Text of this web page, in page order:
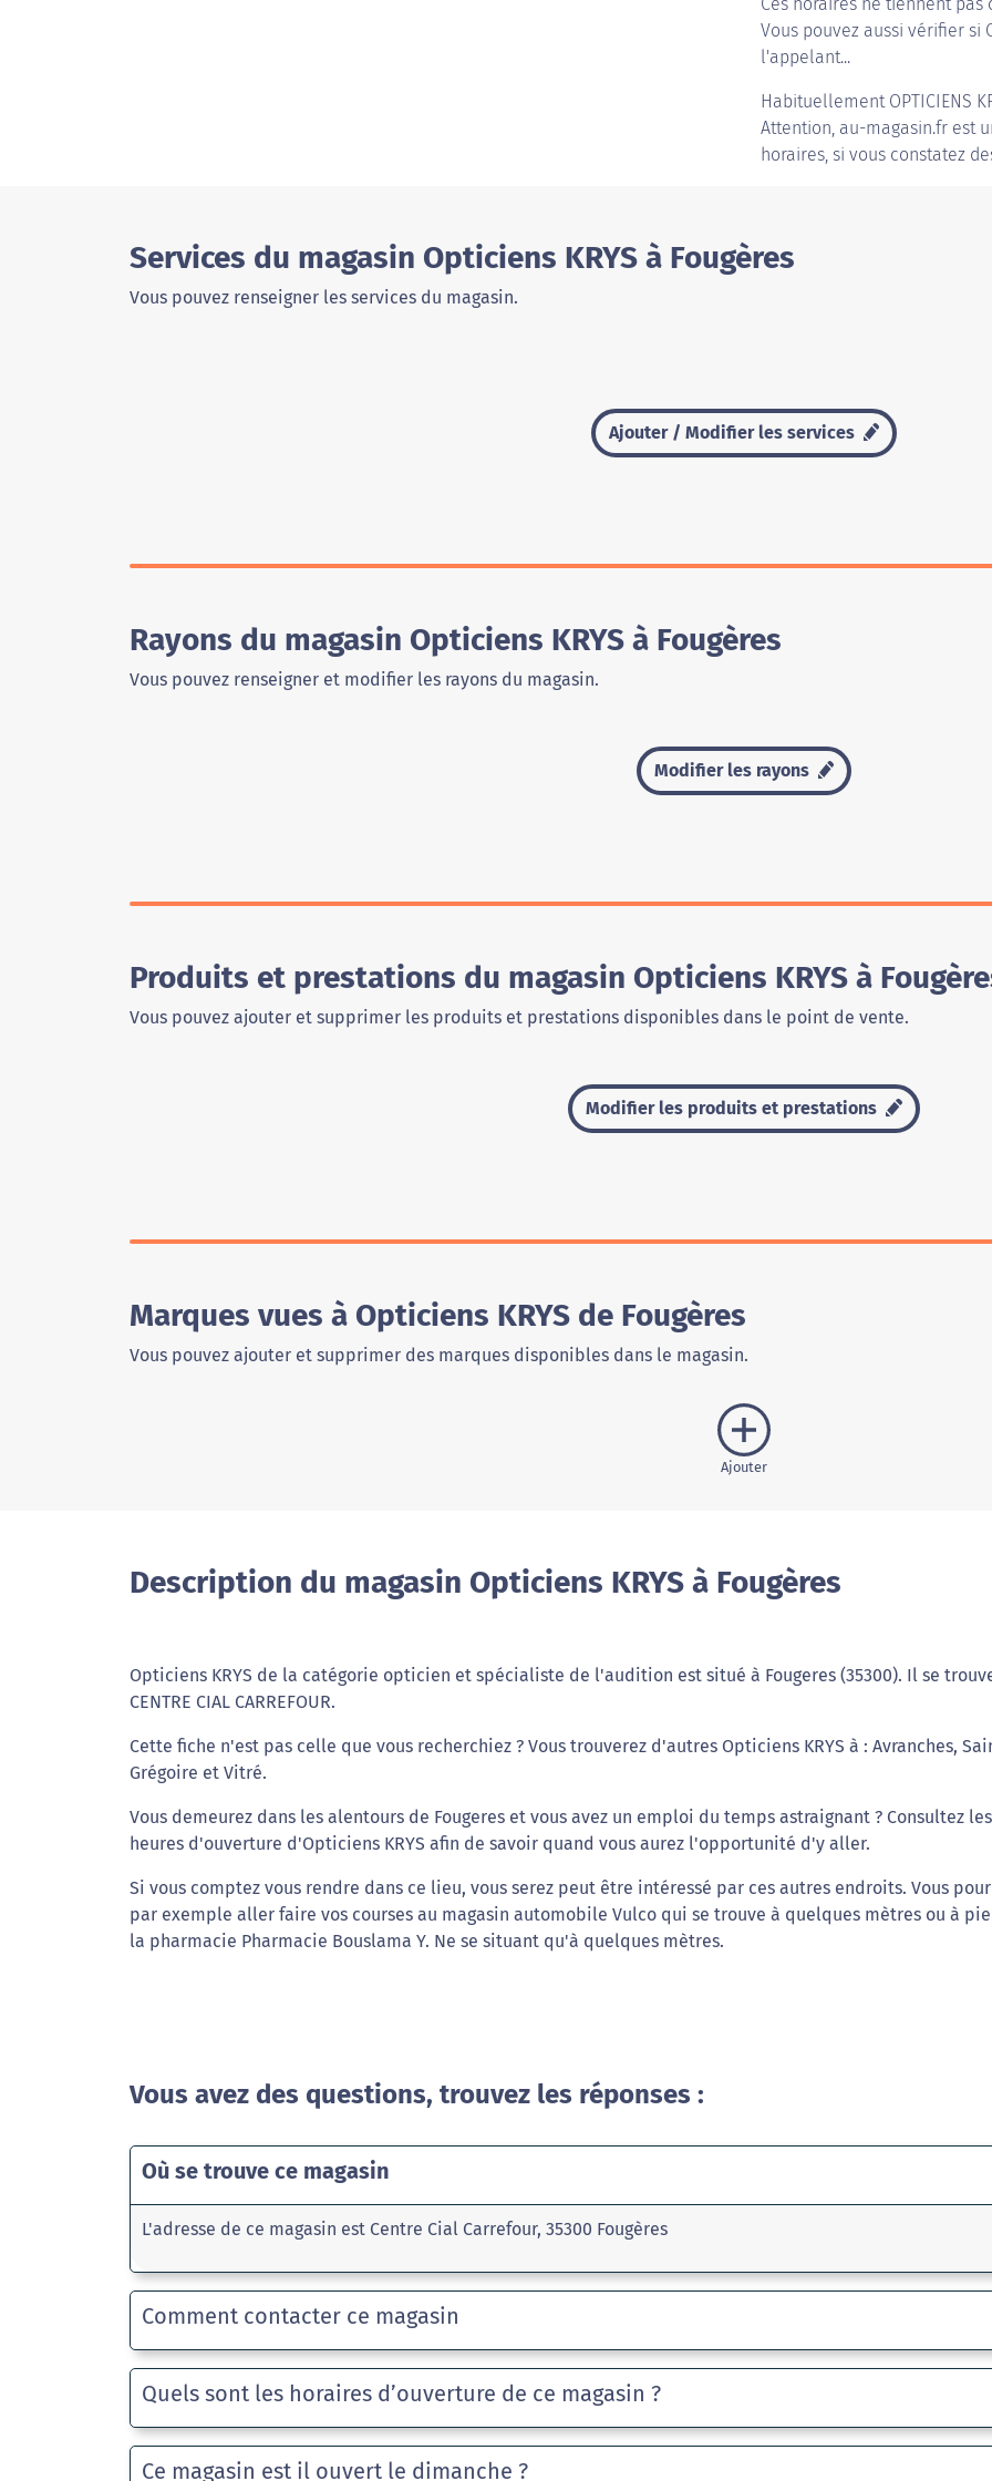
Vous pouvez aussi vérifier si
l'appelant...
Habituellement OPTICIENS
Attention, au-magasin.fr est
horaires, si vous constatez
Services du magasin Opticiens KRYS à Fougères
Vous pouvez renseigner les services du magasin.
Ajouter / Modifier les services
Rayons du magasin Opticiens KRYS à Fougères
Vous pouvez renseigner et modifier les rayons du magasin.
Modifier les rayons
Produits et prestations du magasin Opticiens KRYS à
Vous pouvez ajouter et supprimer les produits et prestations disponibles dans le point de vente.
Modifier les produits et prestations
Marques vues à Opticiens KRYS de Fougères
Vous pouvez ajouter et supprimer des marques disponibles dans le magasin.
Ajouter
Description du magasin Opticiens KRYS à Fougères
Opticiens KRYS de la catégorie opticien et spécialiste de l'audition est situé à Fougeres (35300). Il se
CENTRE CIAL CARREFOUR.
Cette fiche n'est pas celle que vous recherchiez ? Vous trouverez d'autres Opticiens KRYS à : Avranches,
Grégoire et Vitré.
Vous demeurez dans les alentours de Fougeres et vous avez un emploi du temps astraignant ? Consultez les
heures d'ouverture d'Opticiens KRYS afin de savoir quand vous aurez l'opportunité d'y aller.
Si vous comptez vous rendre dans ce lieu, vous serez peut être intéressé par ces autres endroits. Vous
par exemple aller faire vos courses au magasin automobile Vulco qui se trouve à quelques mètres ou à
la pharmacie Pharmacie Bouslama Y. Ne se situant qu'à quelques mètres.
Vous avez des questions, trouvez les réponses :
Où se trouve ce magasin
L'adresse de ce magasin est Centre Cial Carrefour, 35300 Fougères
Comment contacter ce magasin
Quels sont les horaires d’ouverture de ce magasin ?
Ce magasin est il ouvert le dimanche ?